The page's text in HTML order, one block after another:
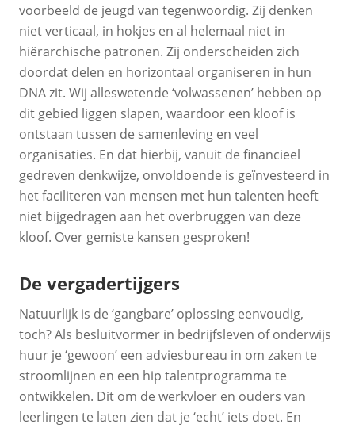
voorbeeld de jeugd van tegenwoordig. Zij denken
niet verticaal, in hokjes en al helemaal niet in
hiërarchische patronen. Zij onderscheiden zich
doordat delen en horizontaal organiseren in hun
DNA zit. Wij alleswetende ‘volwassenen’ hebben op
dit gebied liggen slapen, waardoor een kloof is
ontstaan tussen de samenleving en veel
organisaties. En dat hierbij, vanuit de financieel
gedreven denkwijze, onvoldoende is geïnvesteerd in
het faciliteren van mensen met hun talenten heeft
niet bijgedragen aan het overbruggen van deze
kloof. Over gemiste kansen gesproken!
De vergadertijgers
Natuurlijk is de ‘gangbare’ oplossing eenvoudig,
toch? Als besluitvormer in bedrijfsleven of onderwijs
huur je ‘gewoon’ een adviesbureau in om zaken te
stroomlijnen en een hip talentprogramma te
ontwikkelen. Dit om de werkvloer en ouders van
leerlingen te laten zien dat je ‘echt’ iets doet. En